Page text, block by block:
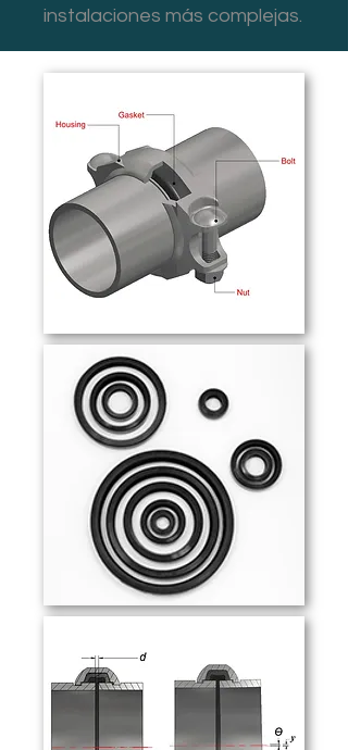
instalaciones más complejas.